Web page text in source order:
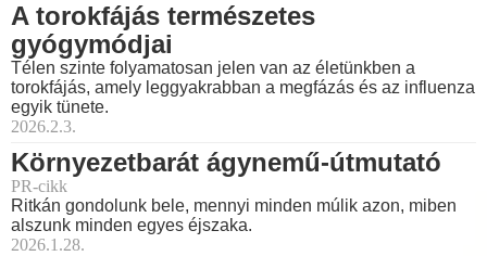
A torokfájás természetes
gyógymódjai
Télen szinte folyamatosan jelen van az életünkben a
torokfájás, amely leggyakrabban a megfázás és az influenza
egyik tünete.
2026.2.3.
Környezetbarát ágynemű-útmutató
PR-cikk
Ritkán gondolunk bele, mennyi minden múlik azon, miben
alszunk minden egyes éjszaka.
2026.1.28.